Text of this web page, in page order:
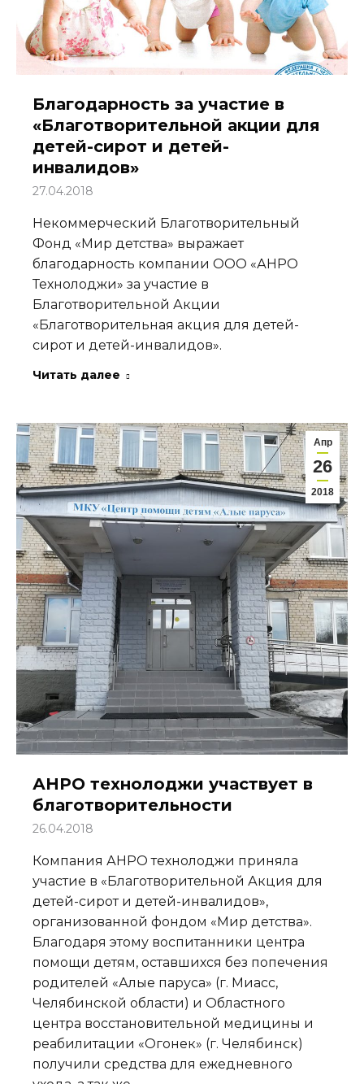
Благодарность за участие в
«Благотворительной акции для
детей-сирот и детей-
инвалидов»
27.04.2018
Некоммерческий Благотворительный
Фонд «Мир детства» выражает
благодарность компании ООО «АНРО
Технолоджи» за участие в
Благотворительной Акции
«Благотворительная акция для детей-
сирот и детей-инвалидов».
Читать далее
Апр
26
2018
АНРО технолоджи участвует в
благотворительности
26.04.2018
Компания АНРО технолоджи приняла
участие в «Благотворительной Акция для
детей-сирот и детей-инвалидов»,
организованной фондом «Мир детства».
Благодаря этому воспитанники центра
помощи детям, оставшихся без попечения
родителей «Алые паруса» (г. Миасс,
Челябинской области) и Областного
центра восстановительной медицины и
реабилитации «Огонек» (г. Челябинск)
получили средства для ежедневного